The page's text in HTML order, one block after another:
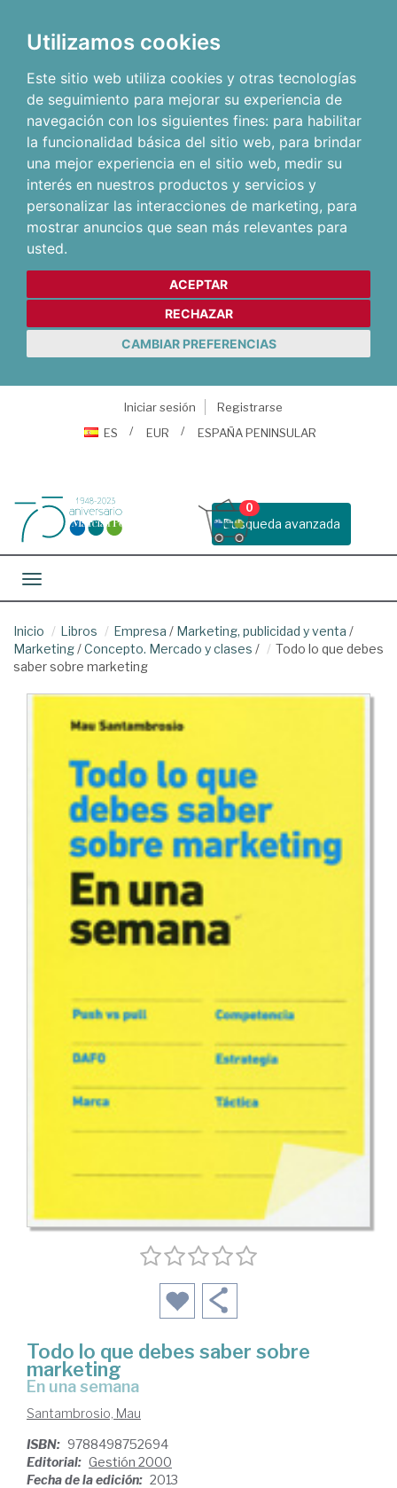
Utilizamos cookies
Este sitio web utiliza cookies y otras tecnologías
de seguimiento para mejorar su experiencia de
navegación con los siguientes fines: para habilitar
la funcionalidad básica del sitio web, para brindar
una mejor experiencia en el sitio web, medir su
interés en nuestros productos y servicios y
personalizar las interacciones de marketing, para
mostrar anuncios que sean más relevantes para
usted.
ACEPTAR
RECHAZAR
CAMBIAR PREFERENCIAS
Iniciar sesión
Registrarse
ES
EUR ESPAÑA PENINSULAR
Busqueda avanzada
0
Toggle navigation
Inicio Libros Empresa / Marketing, publicidad y venta /
Marketing/Concepto. Mercado y clases /
Todo lo que debes
saber sobre marketing
Todo lo que debes saber sobre
marketing
en una semana
Santambrosio, Mau
ISBN: 9788498752694
Editorial: Gestión 2000
Fecha de la edición: 2013